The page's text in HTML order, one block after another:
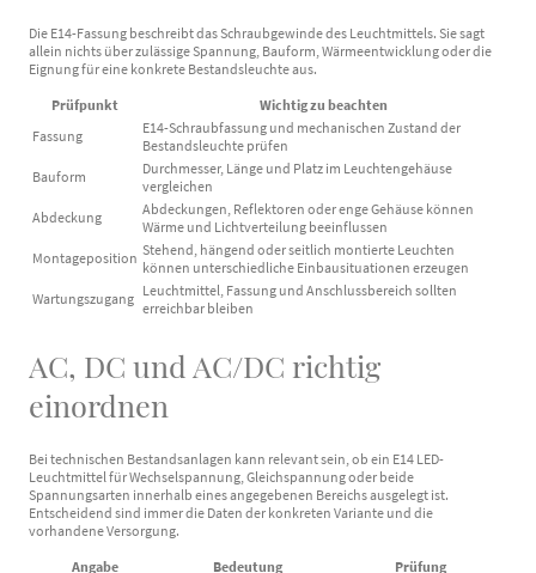
Die E14-Fassung beschreibt das Schraubgewinde des Leuchtmittels. Sie sagt
allein nichts über zulässige Spannung, Bauform, Wärmeentwicklung oder die
Eignung für eine konkrete Bestandsleuchte aus.
Prüfpunkt
Wichtig zu beachten
Fassung
E14-Schraubfassung und mechanischen Zustand der
Bestandsleuchte prüfen
Bauform
Durchmesser, Länge und Platz im Leuchtengehäuse
vergleichen
Abdeckung
Abdeckungen, Reflektoren oder enge Gehäuse können
Wärme und Lichtverteilung beeinflussen
Montageposition Stehend, hängend oder seitlich montierte Leuchten
können unterschiedliche Einbausituationen erzeugen
Wartungszugang Leuchtmittel, Fassung und Anschlussbereich sollten
erreichbar bleiben
AC, DC und AC/DC richtig
einordnen
Bei technischen Bestandsanlagen kann relevant sein, ob ein E14 LED-
Leuchtmittel für Wechselspannung, Gleichspannung oder beide
Spannungsarten innerhalb eines angegebenen Bereichs ausgelegt ist.
Entscheidend sind immer die Daten der konkreten Variante und die
vorhandene Versorgung.
Angabe Bedeutung Prüfung